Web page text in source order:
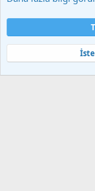
Yardım
Ana
Community platform by